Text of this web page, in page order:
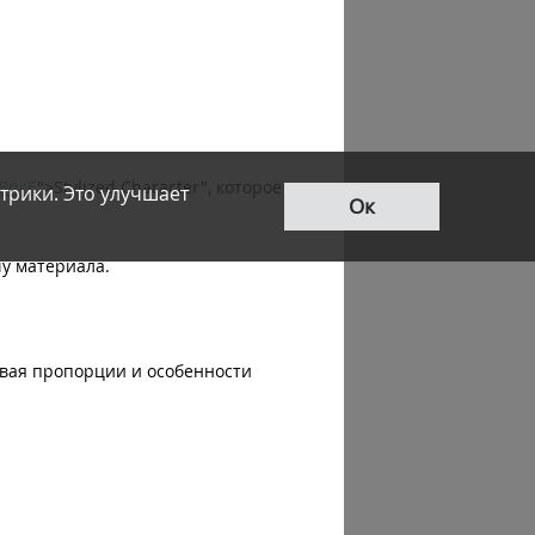
">Stylized Character", которое
материала.
пропорции и особенности
Это улучшает Ок